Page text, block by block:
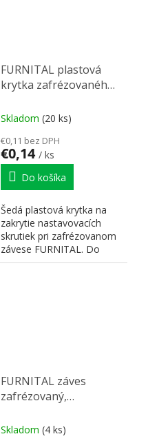
FURNITAL plastová
krytka zafrézovaného
Skladom (20 ks)
€0,11 bez DPH
€0,14 / ks
Do košíka
Šedá plastová krytka na
zakrytie nastavovacích
skrutiek pri zafrézovanom
závese FURNITAL. Do
vypredania zásob
FURNITAL záves
zafrézovaný,
pravý
Skladom (4 ks)